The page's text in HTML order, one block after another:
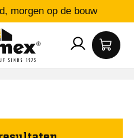
morgen op de bouw